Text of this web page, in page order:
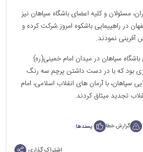
مسئولان و کلیه اعضای باشگاه سپاهان نیز
در راهپیمایی باشکوه امروز شرکت کرده و
نمودند.
سپاهان در میدان امام خمینی(ره)
بود که با در دست داشتن پرچم‌ سه رنگ
سپاهان، با آرمان های انقلاب اسلامی، امام
تجدید میثاق کردند.
گزارش خطا پسندها: